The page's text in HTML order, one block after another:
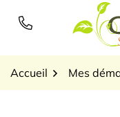
Accueil Mes